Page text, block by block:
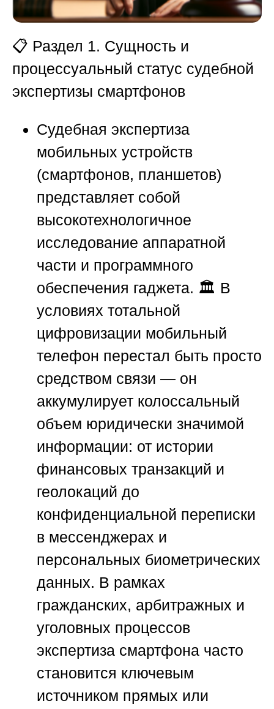
📋 Раздел 1. Сущность и
процессуальный статус судебной
экспертизы смартфонов
Судебная экспертиза
мобильных устройств
(смартфонов, планшетов)
представляет собой
высокотехнологичное
исследование аппаратной
части и программного
обеспечения гаджета. 🏛️ В
условиях тотальной
цифровизации мобильный
телефон перестал быть просто
средством связи — он
аккумулирует колоссальный
объем юридически значимой
информации: от истории
финансовых транзакций и
геолокаций до
конфиденциальной переписки
в мессенджерах и
персональных биометрических
данных. В рамках
гражданских, арбитражных и
уголовных процессов
экспертиза смартфона часто
становится ключевым
источником прямых или